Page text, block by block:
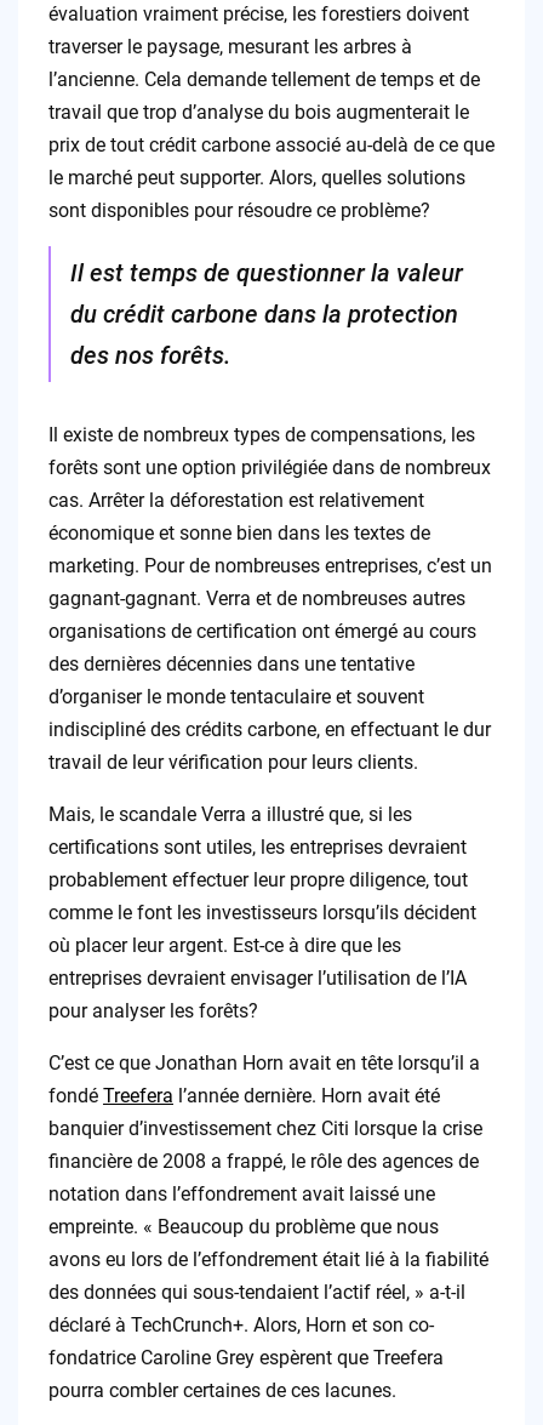
évaluation vraiment précise, les forestiers doivent
traverser le paysage, mesurant les arbres à
l’ancienne. Cela demande tellement de temps et de
travail que trop d’analyse du bois augmenterait le
prix de tout crédit carbone associé au-delà de ce que
le marché peut supporter. Alors, quelles solutions
sont disponibles pour résoudre ce problème?
Il est temps de questionner la valeur
du crédit carbone dans la protection
des nos forêts.
Il existe de nombreux types de compensations, les
forêts sont une option privilégiée dans de nombreux
cas. Arrêter la déforestation est relativement
économique et sonne bien dans les textes de
marketing. Pour de nombreuses entreprises, c’est un
gagnant-gagnant. Verra et de nombreuses autres
organisations de certification ont émergé au cours
des dernières décennies dans une tentative
d’organiser le monde tentaculaire et souvent
indiscipliné des crédits carbone, en effectuant le dur
travail de leur vérification pour leurs clients.
Mais, le scandale Verra a illustré que, si les
certifications sont utiles, les entreprises devraient
probablement effectuer leur propre diligence, tout
comme le font les investisseurs lorsqu’ils décident
où placer leur argent. Est-ce à dire que les
entreprises devraient envisager l’utilisation de l’IA
pour analyser les forêts?
C’est ce que Jonathan Horn avait en tête lorsqu’il a
fondé Treefera l’année dernière. Horn avait été
banquier d’investissement chez Citi lorsque la crise
financière de 2008 a frappé, le rôle des agences de
notation dans l’effondrement avait laissé une
empreinte. « Beaucoup du problème que nous
avons eu lors de l’effondrement était lié à la fiabilité
des données qui sous-tendaient l’actif réel, » a-t-il
déclaré à TechCrunch+. Alors, Horn et son co-
fondatrice Caroline Grey espèrent que Treefera
pourra combler certaines de ces lacunes.